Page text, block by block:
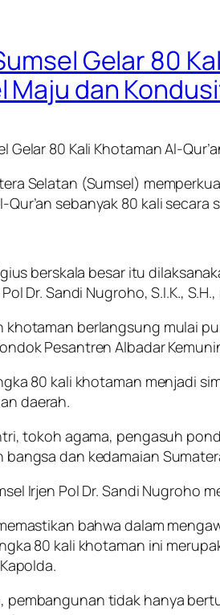
Gelar 80
Maju dan
Gelar 80 Kali Khotaman Al-
Selatan (Sumsel)
Qur’an sebanyak 80 kali
berskala besar itu
Dr. Sandi Nugroho, S.I.K., S.H.,
khotaman berlangsung mulai
Pesantren Albadar
80 kali khotaman menjadi
daerah.
tokoh agama, pengasuh
bangsa dan kedamaian
Irjen Pol Dr. Sandi Nugroho
bahwa dalam
80 kali khotaman ini
pembangunan tidak hanya